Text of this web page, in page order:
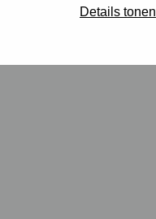
Details tonen